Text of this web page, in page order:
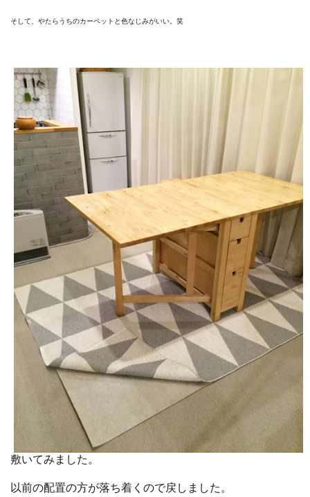
そして、やたらうちのカーペットと色なじみがいい。笑
敷いてみました。
以前の配置の方が落ち着くので戻しました。